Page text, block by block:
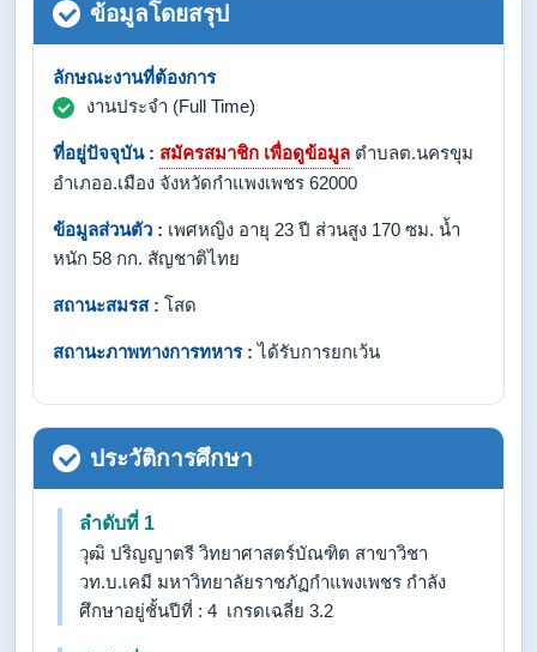
ข้อมูลโดยสรุป
ลักษณะงานที่ต้องการ
งานประจำ (Full Time)
ที่อยู่ปัจจุบัน : สมัครสมาชิก เพื่อดูข้อมูล ตำบลต.นครขุม
อำเภออ.เมือง จังหวัดกำแพงเพชร 62000
ข้อมูลส่วนตัว : เพศหญิง อายุ 23 ปี ส่วนสูง 170 ซม. น้ำ
หนัก 58 กก. สัญชาติไทย
สถานะสมรส : โสด
สถานะภาพทางการทหาร : ได้รับการยกเว้น
ประวัติการศึกษา
ลำดับที่ 1
วุฒิ ปริญญาตรี วิทยาศาสตร์บัณฑิต สาขาวิชา
วท.บ.เคมี มหาวิทยาลัยราชภัฏกำแพงเพชร กำลัง
ศึกษาอยู่ชั้นปีที่ : 4 เกรดเฉลี่ย 3.2